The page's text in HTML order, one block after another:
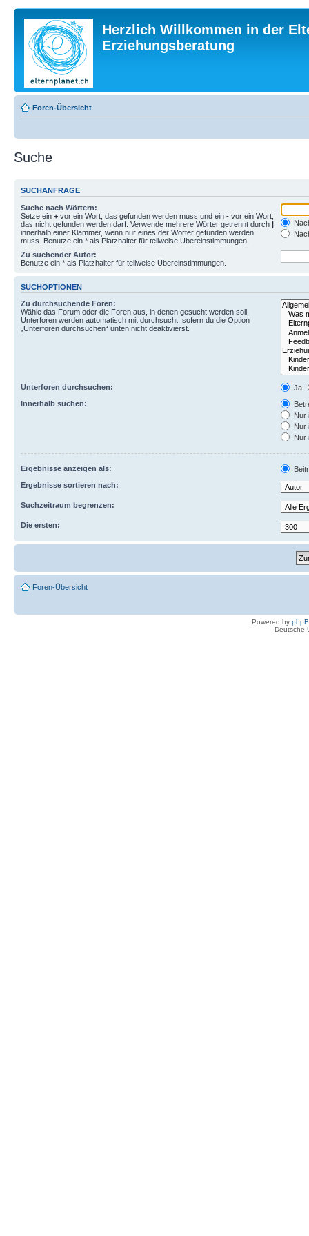
Herzlich Willkommen in der
Erziehungsberatung
Foren-Übersicht
Suche
SUCHANFRAGE
Suche nach Wörtern:
Setze ein + vor ein Wort, das gefunden werden muss und ein - vor ein Wort,
das nicht gefunden werden darf. Verwende mehrere Wörter getrennt durch |
innerhalb einer Klammer, wenn nur eines der Wörter gefunden werden
muss. Benutze ein * als Platzhalter für teilweise Übereinstimmungen.
Zu suchender Autor:
Benutze ein * als Platzhalter für teilweise Übereinstimmungen.
SUCHOPTIONEN
Zu durchsuchende Foren:
Wähle das Forum oder die Foren aus, in denen gesucht werden soll.
Unterforen werden automatisch mit durchsucht, sofern du die Option
„Unterforen durchsuchen“ unten nicht deaktivierst.
Unterforen durchsuchen:
Ja
Innerhalb suchen:
Nur
Nur
Nur
Ergebnisse anzeigen als:
Ergebnisse sortieren nach:
Suchzeitraum begrenzen:
Die ersten:
Foren-Übersicht
Powered by
Deutsche